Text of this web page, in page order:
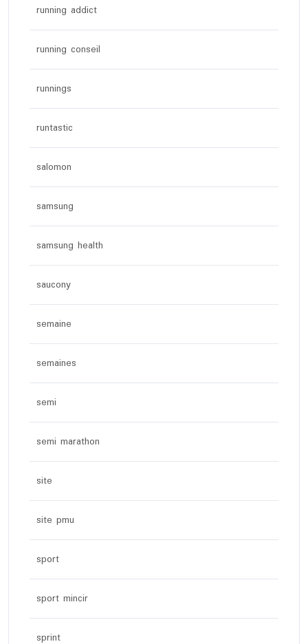
running addict
running conseil
runnings
runtastic
salomon
samsung
samsung health
saucony
semaine
semaines
semi
semi marathon
site
site pmu
sport
sport mincir
sprint